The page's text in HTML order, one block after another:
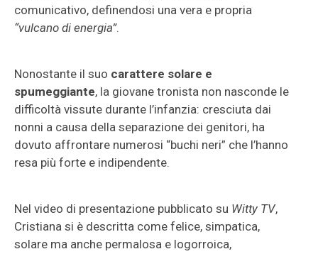
comunicativo, definendosi una vera e propria
“vulcano di energia”.
Nonostante il suo carattere solare e
spumeggiante, la giovane tronista non nasconde le
difficoltà vissute durante l’infanzia: cresciuta dai
nonni a causa della separazione dei genitori, ha
dovuto affrontare numerosi “buchi neri” che l’hanno
resa più forte e indipendente.
Nel video di presentazione pubblicato su Witty TV,
Cristiana si è descritta come felice, simpatica,
solare ma anche permalosa e logorroica,